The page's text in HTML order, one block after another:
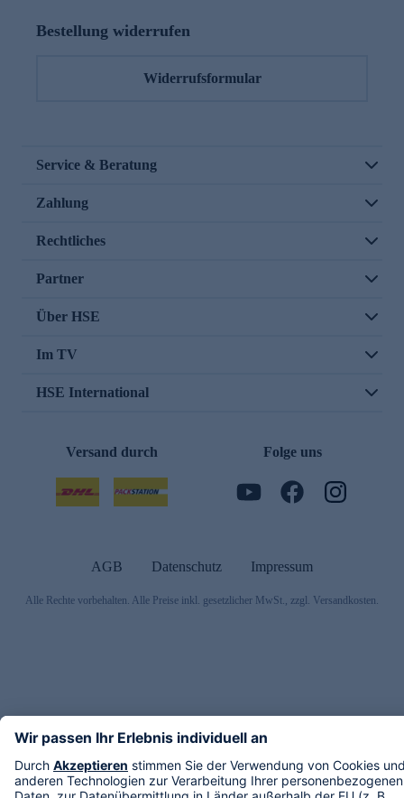
Bestellung widerrufen
Widerrufsformular
Service & Beratung
Zahlung
Rechtliches
Partner
Über HSE
Im TV
HSE International
Versand durch Folge uns
AGB Datenschutz Impressum
Alle Rechte vorbehalten. Alle Preise inkl. gesetzlicher MwSt., zzgl. Versandkosten.